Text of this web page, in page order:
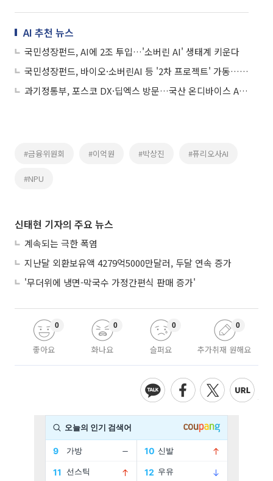
AI 추천 뉴스
국민성장펀드, AI에 2조 투입…'소버린 AI' 생태계 키운다
국민성장펀드, 바이오·소버린AI 등 '2차 프로젝트' 가동…운용체계도 개편
과기정통부, 포스코 DX·딥엑스 방문…국산 온디바이스 AI반도체 활용 현장 점검
#금융위원회 #이억원 #박상진 #퓨리오사AI
#NPU
신태현 기자의 주요 뉴스
계속되는 극한 폭염
지난달 외환보유액 4279억5000만달러, 두달 연속 증가
'무더위에 냉면-막국수 가정간편식 판매 증가'
좋아요
0
화나요
0
슬퍼요
0
추가취재 원해요
0